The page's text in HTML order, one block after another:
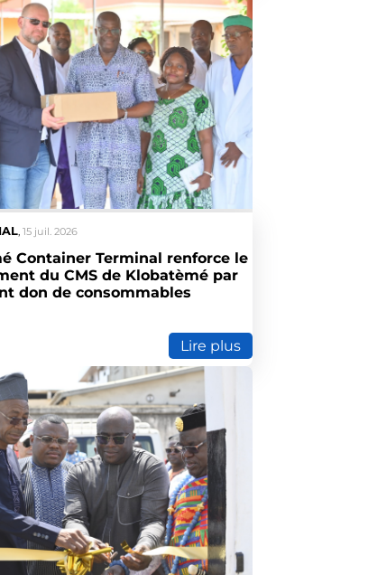
, 15 juil. 2026
Container Terminal renforce le
du CMS de Klobatèmé par
don de consommables
Lire plus